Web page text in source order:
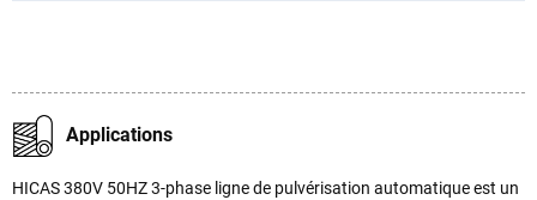
Applications
HICAS 380V 50HZ 3-phase ligne de pulvérisation automatique est un